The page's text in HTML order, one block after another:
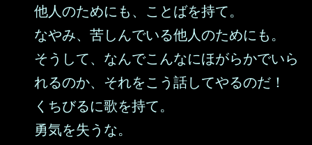
他人のためにも、ことばを持て。
なやみ、苦しんでいる他人のためにも。
そうして、なんでこんなにほがらかでいら
れるのか、それをこう話してやるのだ！
くちびるに歌を持て。
勇気を失うな。